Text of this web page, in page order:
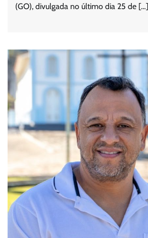
(GO), divulgada no último dia 25 de […]